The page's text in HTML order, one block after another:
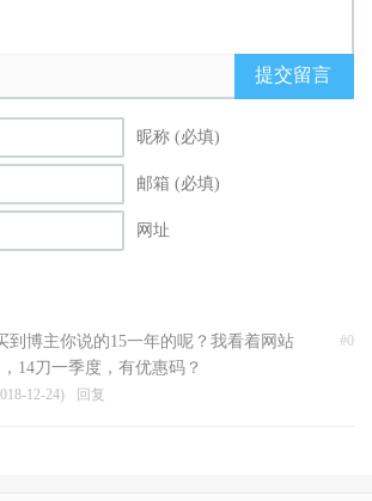
提交留言
昵称 (必填)
邮箱 (必填)
网址
#0
到博主你说的15一年的呢？我看着网站
14刀一季度，有优惠码？
12-24) 回复